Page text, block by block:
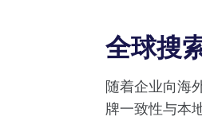
全球搜
随着企业向海
牌一致性与本